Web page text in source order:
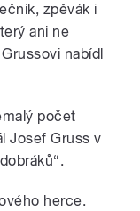
zpěvák i
ani ne
nabídl
počet
Josef Gruss v
herce.